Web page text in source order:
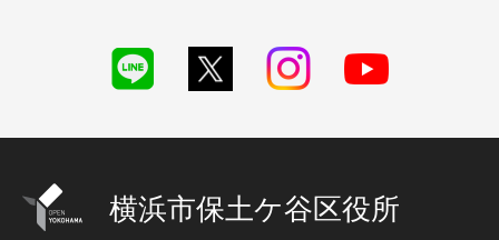
横浜市保土ケ谷区役所